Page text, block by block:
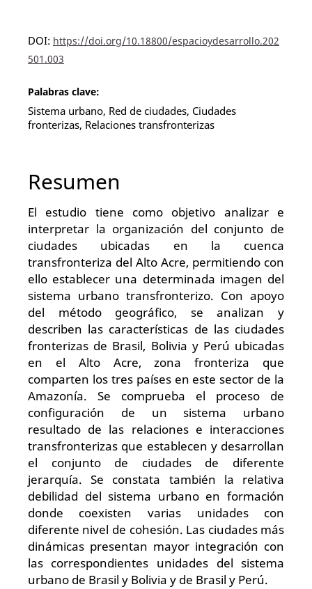
DOI: https://doi.org/10.18800/espacioydesarrollo.202
501.003
Palabras clave:
Sistema urbano, Red de ciudades, Ciudades
fronterizas, Relaciones transfronterizas
Resumen
El estudio tiene como objetivo analizar e
interpretar la organización del conjunto de
ciudades ubicadas en la cuenca
transfronteriza del Alto Acre, permitiendo con
ello establecer una determinada imagen del
sistema urbano transfronterizo. Con apoyo
del método geográfico, se analizan y
describen las características de las ciudades
fronterizas de Brasil, Bolivia y Perú ubicadas
en el Alto Acre, zona fronteriza que
comparten los tres países en este sector de la
Amazonía. Se comprueba el proceso de
configuración de un sistema urbano
resultado de las relaciones e interacciones
transfronterizas que establecen y desarrollan
el conjunto de ciudades de diferente
jerarquía. Se constata también la relativa
debilidad del sistema urbano en formación
donde coexisten varias unidades con
diferente nivel de cohesión. Las ciudades más
dinámicas presentan mayor integración con
las correspondientes unidades del sistema
urbano de Brasil y Bolivia y de Brasil y Perú.